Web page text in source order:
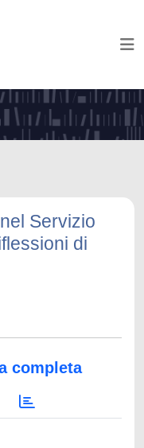
Servizio
di
completa